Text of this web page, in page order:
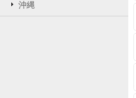
沖縄